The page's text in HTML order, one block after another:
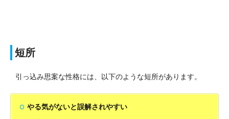
短所
引っ込み思案な性格には、以下のような短所があります。
やる気がないと誤解されやすい